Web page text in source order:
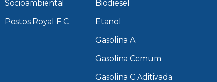
Socioambiental
Postos Royal FIC
Biodiesel
Etanol
Gasolina A
Gasolina Comum
Gasolina C Aditivada